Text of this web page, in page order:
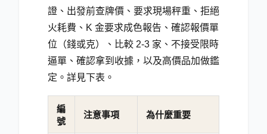
證、出發前查牌價、要求現場秤重、拒絕
火耗費、K 金要求成色報告、確認報價單
位（錢或克）、比較 2-3 家、不接受限時
逼單、確認拿到收據，以及高價品加做鑑
定。詳見下表。
編
號
注意事項 為什麼重要